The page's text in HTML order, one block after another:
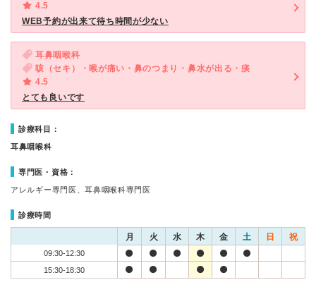
4.5
WEB予約が出来て待ち時間が少ない
耳鼻咽喉科
咳（セキ）・喉が痛い・鼻のつまり・鼻水が出る・痰
4.5
とても良いです
診療科目：
耳鼻咽喉科
専門医・資格：
アレルギー専門医、耳鼻咽喉科専門医
診療時間
月 火 水 木 金 土 日 祝
09:30-12:30
15:30-18:30